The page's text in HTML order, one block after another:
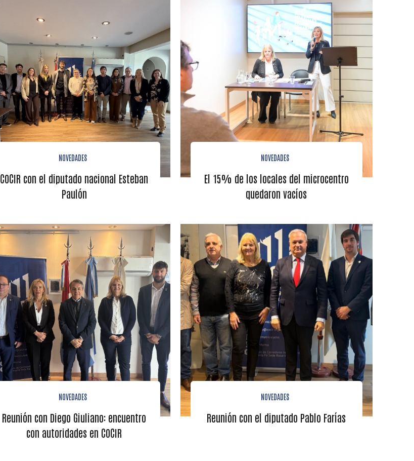
NOVEDADES
COCIR con el diputado nacional Esteban
Paulón
NOVEDADES
El 15% de los locales del microcentro
quedaron vacíos
NOVEDADES
Reunión con Diego Giuliano: encuentro
con autoridades en COCIR
NOVEDADES
Reunión con el diputado Pablo Farías